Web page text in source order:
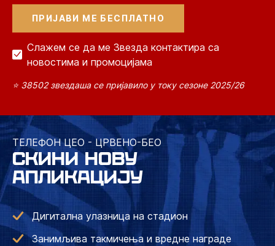
Слажем се да ме Звезда контактира са
новостима и промоцијама
⭐ 38502 звездаша се пријавило у току сезоне 2025/26
ТЕЛЕФОН ЦЕО - ЦРВЕНО-БЕО
СКИНИ НОВУ
АПЛИКАЦИЈУ
Дигитална улазница на стадион
Занимљива такмичења и вредне награде